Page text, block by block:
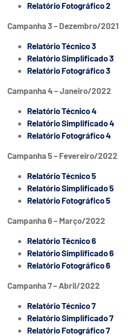
Relatório Fotográfico 2
Campanha 3 – Dezembro/2021
Relatório Técnico 3
Relatório Simplificado 3
Relatório Fotográfico 3
Campanha 4 – Janeiro/2022
Relatório Técnico 4
Relatório Simplificado 4
Relatório Fotográfico 4
Campanha 5 – Fevereiro/2022
Relatório Técnico 5
Relatório Simplificado 5
Relatório Fotográfico 5
Campanha 6 – Março/2022
Relatório Técnico 6
Relatório Simplificado 6
Relatório Fotográfico 6
Campanha 7 – Abril/2022
Relatório Técnico 7
Relatório Simplificado 7
Relatório Fotográfico 7